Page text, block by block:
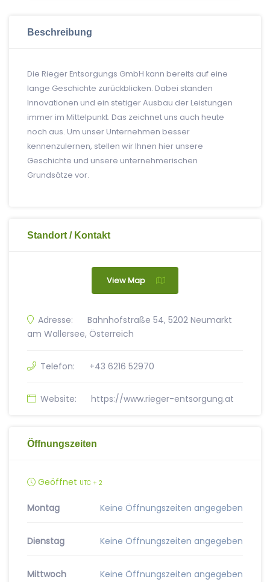
Beschreibung
Die Rieger Entsorgungs GmbH kann bereits auf eine
lange Geschichte zurückblicken. Dabei standen
Innovationen und ein stetiger Ausbau der Leistungen
immer im Mittelpunkt. Das zeichnet uns auch heute
noch aus. Um unser Unternehmen besser
kennenzulernen, stellen wir Ihnen hier unsere
Geschichte und unsere unternehmerischen
Grundsätze vor.
Standort / Kontakt
View Map
Adresse:
Bahnhofstraße 54, 5202 Neumarkt
am Wallersee, Österreich
Telefon: +43 6216 52970
Website: https://www.rieger-entsorgung.at
Öffnungszeiten
Geöffnet UTC + 2
Montag Keine Öffnungszeiten angegeben
Dienstag Keine Öffnungszeiten angegeben
Mittwoch Keine Öffnungszeiten angegeben